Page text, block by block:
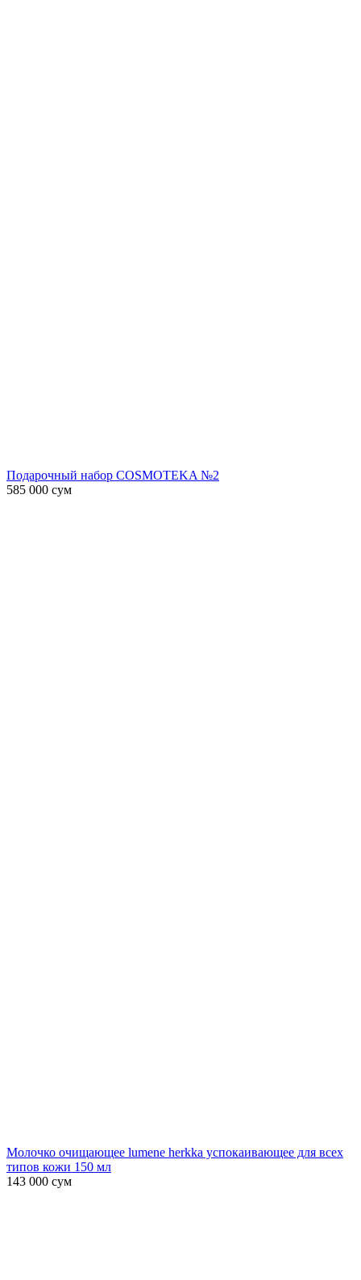
Подарочный набор COSMOTEKA №2
585 000 сум
Молочко очищающее lumene herkka успокаивающее для всех
типов кожи 150 мл
143 000 сум